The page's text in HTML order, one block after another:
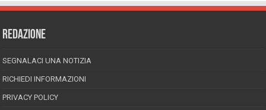
REDAZIONE
SEGNALACI UNA NOTIZIA
RICHIEDI INFORMAZIONI
PRIVACY POLICY